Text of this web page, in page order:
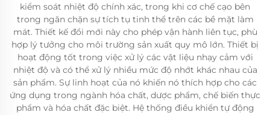
kiểm soát nhiệt độ chính xác, trong khi cơ chế cạo bên
trong ngăn chặn sự tích tụ tinh thể trên các bề mặt làm
mát. Thiết kế đổi mới này cho phép vận hành liên tục, phù
hợp lý tưởng cho môi trường sản xuất quy mô lớn. Thiết bị
hoạt động tốt trong việc xử lý các vật liệu nhạy cảm với
nhiệt độ và có thể xử lý nhiều mức độ nhớt khác nhau của
sản phẩm. Sự linh hoạt của nó khiến nó thích hợp cho các
ứng dụng trong ngành hóa chất, dược phẩm, chế biến thực
phẩm và hóa chất đặc biệt. Hệ thống điều khiển tự động